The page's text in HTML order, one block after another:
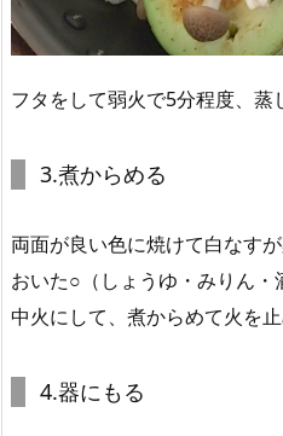
フタをして弱火で5分程度、蒸
3.煮からめる
両面が良い色に焼けて白なす
おいた○（しょうゆ・みりん
中火にして、煮からめて火を止
4.器にもる